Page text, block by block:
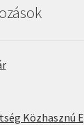
Közhasznú